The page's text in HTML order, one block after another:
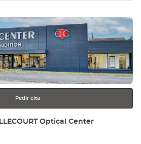
Pedir cita
Optical Center